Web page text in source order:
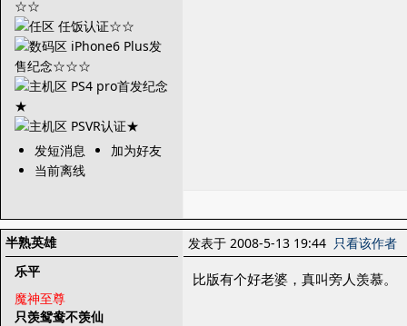
发短消息
加为好友
当前离线
半熟英雄
乐平
魔神至尊
只羡鸳鸯不羡仙
发表于 2008-5-13 19:44 只看该作者
比版有个好老婆，真叫旁人羡慕。